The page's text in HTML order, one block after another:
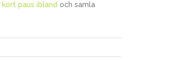
kort paus ibland och samla